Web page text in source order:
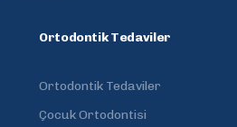
Ortodontik Tedaviler
Ortodontik Tedaviler
Çocuk Ortodontisi